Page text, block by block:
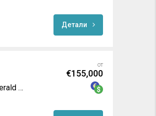
Детали
Ультрасовременные апартаменты в Emerald Grand Deluxe
от
€155,000